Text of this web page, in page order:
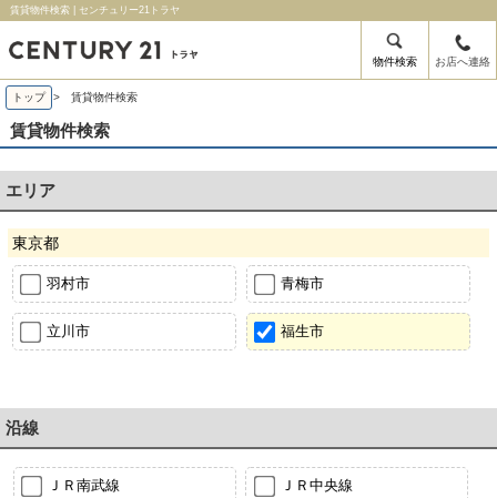
賃貸物件検索 | センチュリー21トラヤ
物件検索 お店へ連絡
トップ > 賃貸物件検索
賃貸物件検索
エリア
東京都
羽村市 青梅市
立川市 福生市
沿線
ＪＲ南武線 ＪＲ中央線